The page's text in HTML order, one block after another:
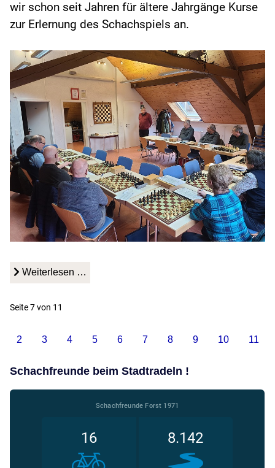
wir schon seit Jahren für ältere Jahrgänge Kurse
zur Erlernung des Schachspiels an.
Weiterlesen …
Seite 7 von 11
2 3 4 5 6 7 8 9 10 11
Schachfreunde beim Stadtradeln !